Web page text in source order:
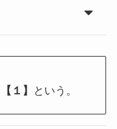
【１】 という。